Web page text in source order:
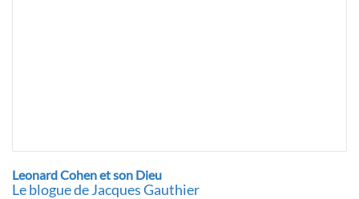
Leonard Cohen et son Dieu
Le blogue de Jacques Gauthier